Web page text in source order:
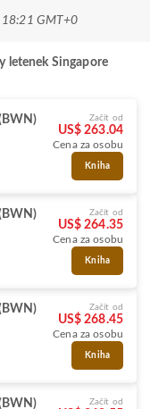
18:21 GMT+0
letenek Singapore
Začít od
US$ 263.04
Cena za osobu
Kniha
Začít od
US$ 264.35
Cena za osobu
Kniha
Začít od
US$ 268.45
Cena za osobu
Kniha
Začít od